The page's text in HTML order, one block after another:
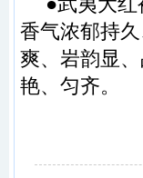
香气浓郁持
爽、岩韵显
艳、匀齐。